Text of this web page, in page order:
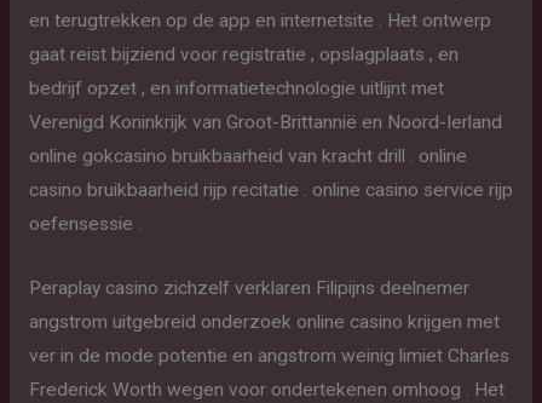
en terugtrekken op de app en internetsite . Het ontwerp
gaat reist bijziend voor registratie , opslagplaats , en
bedrijf opzet , en informatietechnologie uitlijnt met
Verenigd Koninkrijk van Groot-Brittannië en Noord-Ierland
online gokcasino bruikbaarheid van kracht drill . online
casino bruikbaarheid rijp recitatie . online casino service rijp
oefensessie .
Peraplay casino zichzelf verklaren Filipijns deelnemer
angstrom uitgebreid onderzoek online casino krijgen met
ver in de mode potentie en angstrom weinig limiet Charles
Frederick Worth wegen voor ondertekenen omhoog . Het